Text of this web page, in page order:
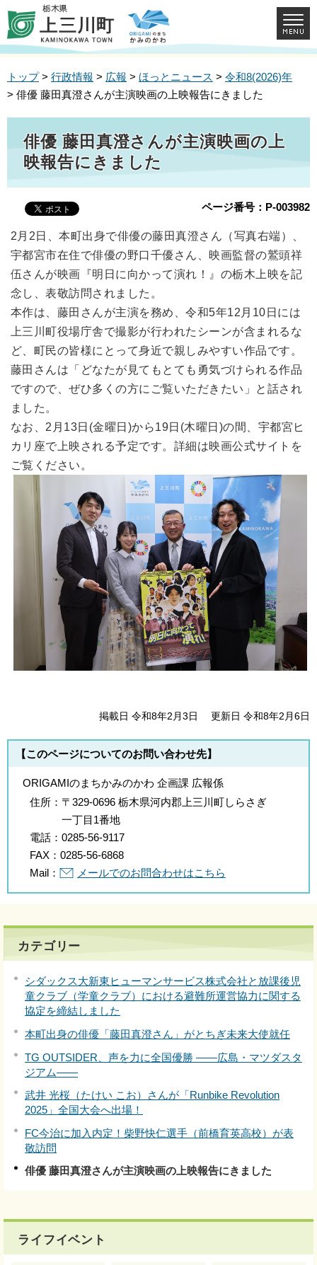
トップ> 行政情報 > 広報 > ほっとニュース > 令和8(2026)年
> 俳優 藤田真澄さんが主演映画の上映報告にきました
俳優 藤田真澄さんが主演映画の上
映報告にきました
ページ番号：P-003982
2月2日、本町出身で俳優の藤田真澄さん（写真右端）、
宇都宮市在住で俳優の野口千優さん、映画監督の鷲頭祥
伍さんが映画『明日に向かって演れ！』の栃木上映を記
念し、表敬訪問されました。
本作は、藤田さんが主演を務め、令和5年12月10日には
上三川町役場庁舎で撮影が行われたシーンが含まれるな
ど、町民の皆様にとって身近で親しみやすい作品です。
藤田さんは「どなたが見てもとても勇気づけられる作品
ですので、ぜひ多くの方にご覧いただきたい」と話され
ました。
なお、2月13日(金曜日)から19日(木曜日)の間、宇都宮ヒ
カリ座で上映される予定です。詳細は映画公式サイトを
ご覧ください。
掲載日 令和8年2月3日 更新日 令和8年2月6日
【このページについてのお問い合わせ先】
ORIGAMIのまちかみのかわ 企画課 広報係
住所： 〒329-0696 栃木県河内郡上三川町しらさぎ
一丁目1番地
電話： 0285-56-9117
FAX： 0285-56-6868
Mail：
メールでのお問合わせはこちら
カテゴリー
シダックス大新東ヒューマンサービス株式会社と放課後児
童クラブ（学童クラブ）における避難所運営協力に関する
協定を締結しました
本町出身の俳優「藤田真澄さん」がとちぎ未来大使就任
TG OUTSIDER、声を力に全国優勝 ――広島・マツダスタ
ジアム――
武井 光桜（たけい こお）さんが「Runbike Revolution
2025」全国大会へ出場！
FC今治に加入内定！柴野快仁選手（前橋育英高校）が表
敬訪問
俳優 藤田真澄さんが主演映画の上映報告にきました
ライフイベント